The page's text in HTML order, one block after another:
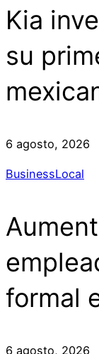
Kia
su
6 agosto, 2026
BusinessLocal
formal
6 agosto, 2026